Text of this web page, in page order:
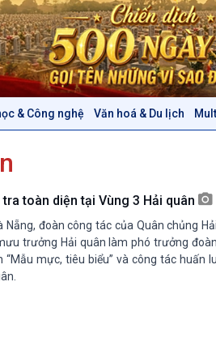
& Công nghệ Văn hoá & Du lịch
Hồ sơ sự kiện quốc tế
Thế giới & Việt Nam
Biên cương - Một dải vững
bền
toàn diện tại Vùng 3 Hải quân
đoàn công tác của Quân chủng
trưởng Hải quân làm phó trưởng
mực, tiêu biểu” và công tác huấn